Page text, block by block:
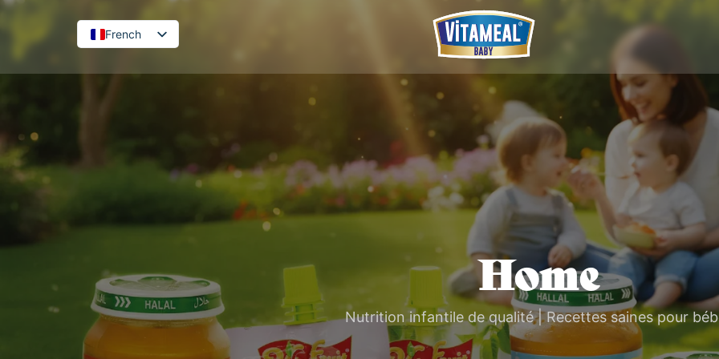
French
Home
Nutrition infantile de qualité | Recettes saines pour